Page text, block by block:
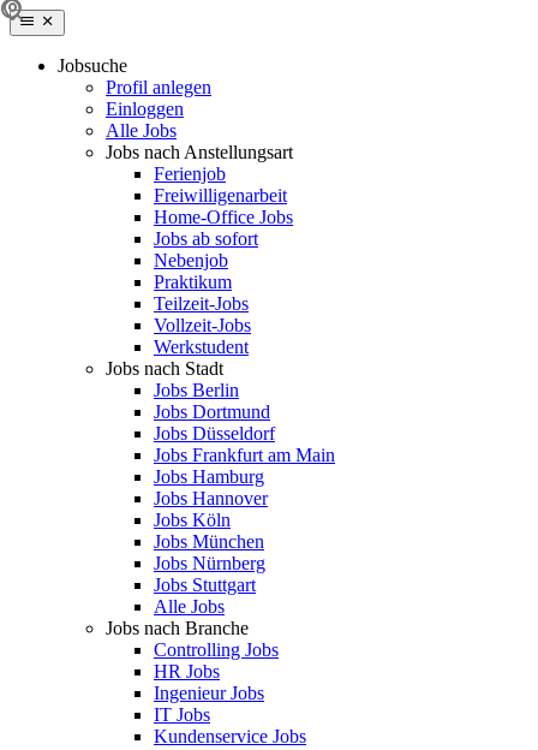
Jobsuche
Profil anlegen
Einloggen
Alle Jobs
Jobs nach Anstellungsart
Ferienjob
Freiwilligenarbeit
Home-Office Jobs
Jobs ab sofort
Nebenjob
Praktikum
Teilzeit-Jobs
Vollzeit-Jobs
Werkstudent
Jobs nach Stadt
Jobs Berlin
Jobs Dortmund
Jobs Düsseldorf
Jobs Frankfurt am Main
Jobs Hamburg
Jobs Hannover
Jobs Köln
Jobs München
Jobs Nürnberg
Jobs Stuttgart
Alle Jobs
Jobs nach Branche
Controlling Jobs
HR Jobs
Ingenieur Jobs
IT Jobs
Kundenservice Jobs